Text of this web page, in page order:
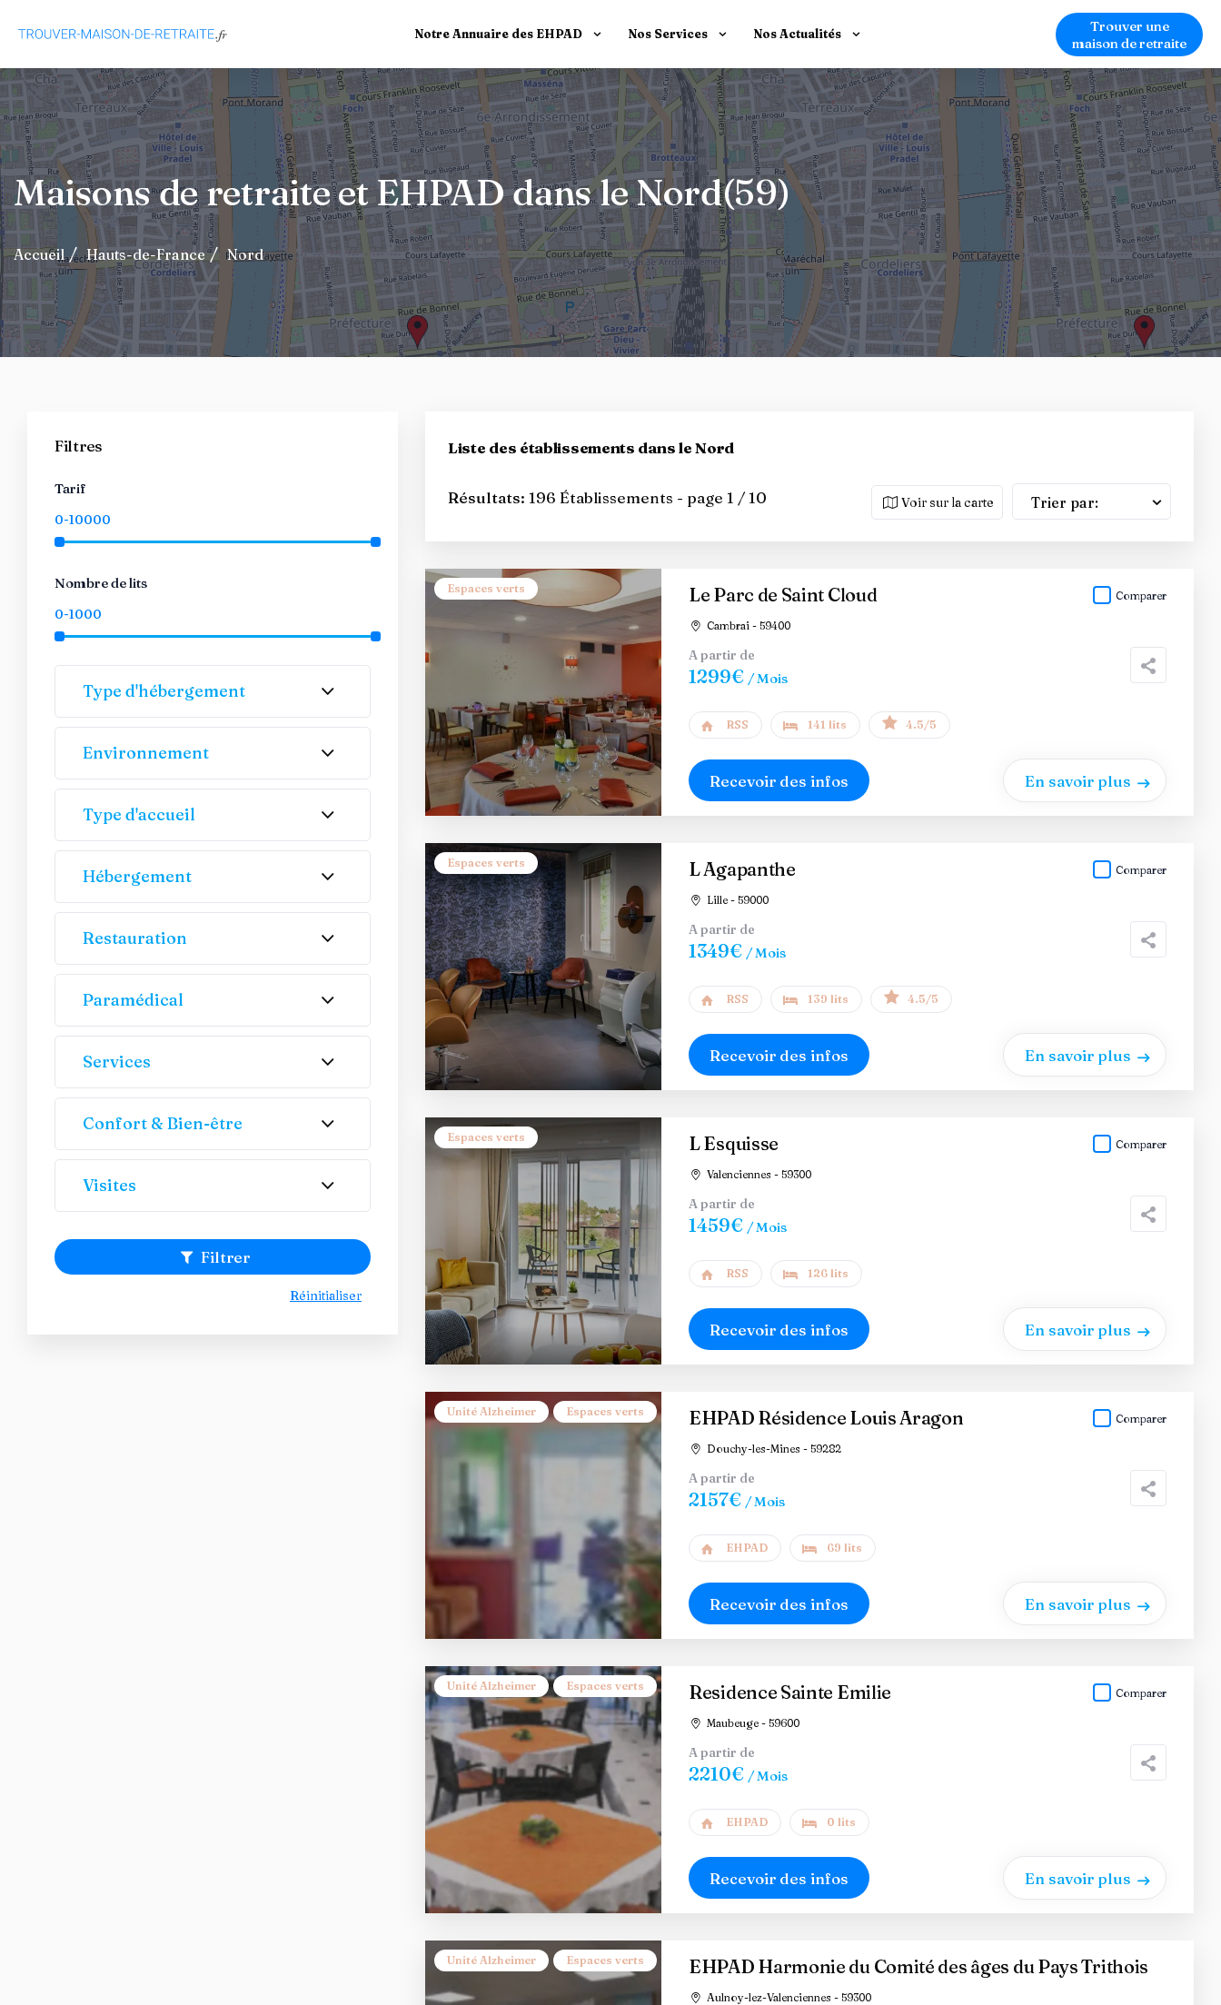
Notre Annuaire des EHPAD Nos Services Nos Actualités
Trouver une
maison de retraite
Maisons de retraite et EHPAD dans le Nord(59)
Accueil Hauts-de-France Nord
Liste des établissements dans le Nord
Résultats: 196 Établissements - page 1 / 10 Voir sur la carte Trier par:
Espaces verts Le Parc de Saint Cloud
Cambrai - 59400
Comparer
A partir de
1299€ / Mois
RSS 141 lits 4.5/5
Recevoir des infos En savoir plus
Espaces verts L Agapanthe
Lille - 59000
Comparer
A partir de
1349€ / Mois
RSS 139 lits 4.5/5
Recevoir des infos En savoir plus
Espaces verts L Esquisse
Valenciennes - 59300
Comparer
A partir de
1459€ / Mois
RSS 126 lits
Recevoir des infos En savoir plus
Unité Alzheimer Espaces verts EHPAD Résidence Louis Aragon
Douchy-les-Mines - 59282
Comparer
A partir de
2157€ / Mois
EHPAD 69 lits
Recevoir des infos En savoir plus
Unité Alzheimer Espaces verts Residence Sainte Emilie
Maubeuge - 59600
Comparer
A partir de
2210€ / Mois
EHPAD 0 lits
Recevoir des infos En savoir plus
Unité Alzheimer Espaces verts EHPAD Harmonie du Comité des âges du Pays Trithois
Aulnoy-lez-Valenciennes - 59300
Filtres
Tarif
Nombre de lits
Type d'hébergement
Environnement
Type d'accueil
Hébergement
Restauration
Paramédical
Services
Confort & Bien-être
Visites
Filtrer
Réinitialiser